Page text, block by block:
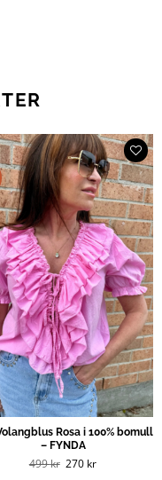
Rosa i 100% bomull
– FYNDA
499kr Det
ursprungliga
270 krDet